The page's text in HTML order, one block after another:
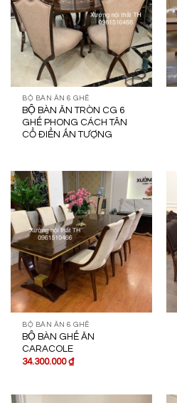
BỘ BÀN ĂN 6 GHẾ
BỘ BÀN ĂN TRÒN CG 6
GHẾ PHONG CÁCH TÂN
CỔ ĐIỂN ẤN TƯỢNG
BỘ BÀN ĂN 6 GHẾ
BỘ BÀN GHẾ ĂN
CARACOLE
34.300.000₫